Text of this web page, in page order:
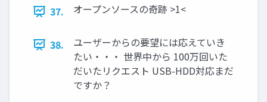
37. オープンソースの奇跡 >1<
38.
ユーザーからの要望には応えていき
たい・・・ 世界中から 100万回いた
だいたリクエスト USB-HDD対応まだ
ですか？